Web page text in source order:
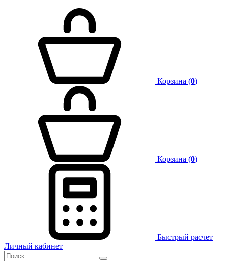
Корзина (0)
Корзина (0)
Быстрый расчет
Личный кабинет